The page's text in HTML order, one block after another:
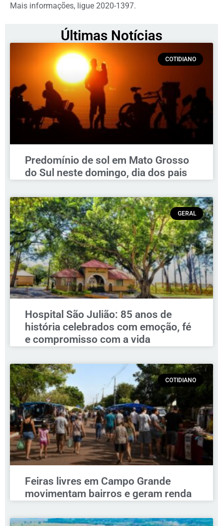
Mais informações, ligue 2020-1397.
Últimas Notícias
COTIDIANO
Predomínio de sol em Mato Grosso
do Sul neste domingo, dia dos pais
GERAL
Hospital São Julião: 85 anos de
história celebrados com emoção, fé
e compromisso com a vida
COTIDIANO
Feiras livres em Campo Grande
movimentam bairros e geram renda